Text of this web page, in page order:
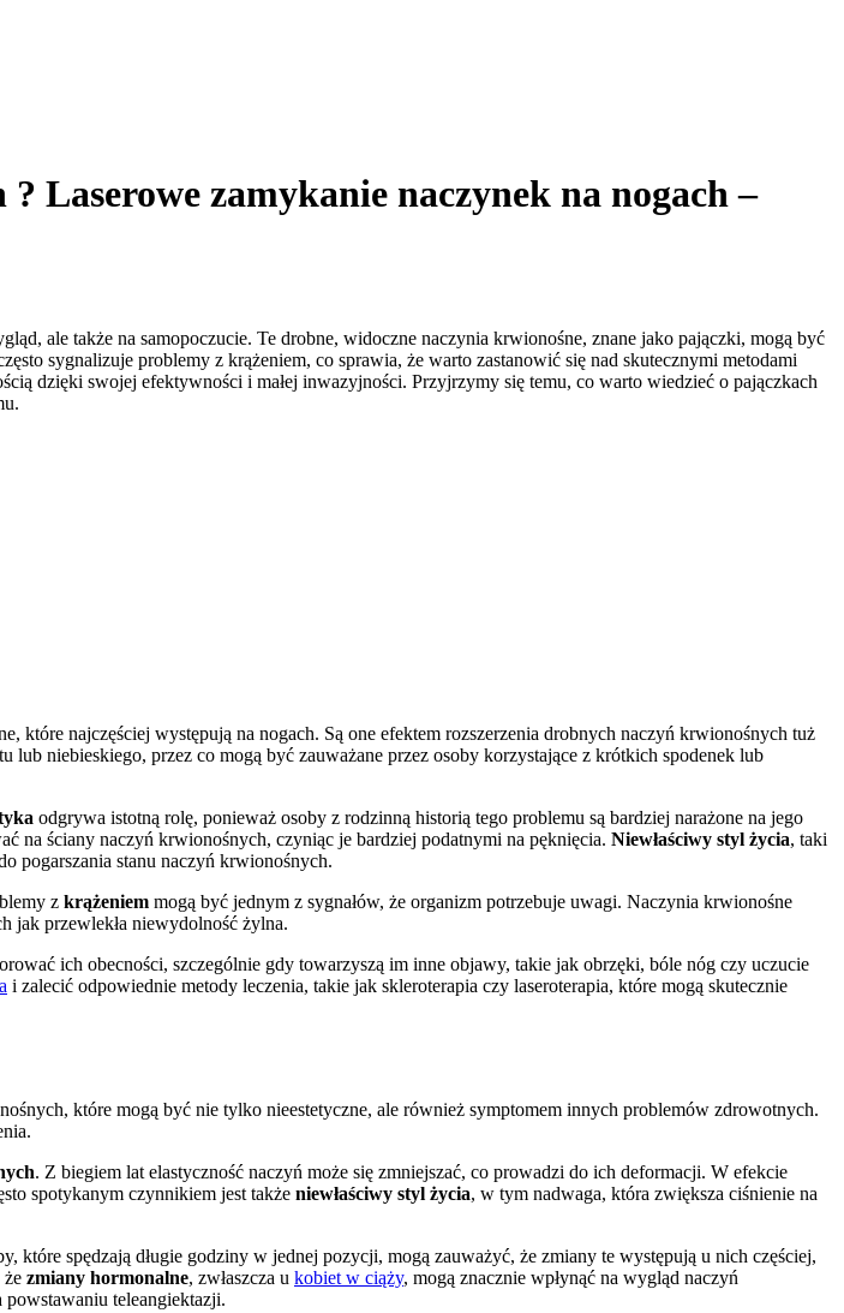
Laserowe zamykanie naczynek na nogach –
ale także na samopoczucie. Te drobne, widoczne naczynia krwionośne, znane jako pajączki, mogą być
sygnalizuje problemy z krążeniem, co sprawia, że warto zastanowić się nad skutecznymi metodami
dzięki swojej efektywności i małej inwazyjności. Przyjrzymy się temu, co warto wiedzieć o pajączkach
które najczęściej występują na nogach. Są one efektem rozszerzenia drobnych naczyń krwionośnych tuż
niebieskiego, przez co mogą być zauważane przez osoby korzystające z krótkich spodenek lub
odgrywa istotną rolę, ponieważ osoby z rodzinną historią tego problemu są bardziej narażone na jego
na ściany naczyń krwionośnych, czyniąc je bardziej podatnymi na pęknięcia. Niewłaściwy styl życia, taki
pogarszania stanu naczyń krwionośnych.
z krążeniem mogą być jednym z sygnałów, że organizm potrzebuje uwagi. Naczynia krwionośne
jak przewlekła niewydolność żylna.
ich obecności, szczególnie gdy towarzyszą im inne objawy, takie jak obrzęki, bóle nóg czy uczucie
i zalecić odpowiednie metody leczenia, takie jak skleroterapia czy laseroterapia, które mogą skutecznie
które mogą być nie tylko nieestetyczne, ale również symptomem innych problemów zdrowotnych.
. Z biegiem lat elastyczność naczyń może się zmniejszać, co prowadzi do ich deformacji. W efekcie
spotykanym czynnikiem jest także niewłaściwy styl życia, w tym nadwaga, która zwiększa ciśnienie na
które spędzają długie godziny w jednej pozycji, mogą zauważyć, że zmiany te występują u nich częściej,
że zmiany hormonalne, zwłaszcza u kobiet w ciąży, mogą znacznie wpłynąć na wygląd naczyń
teleangiektazji.